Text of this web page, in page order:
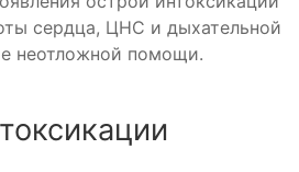
сердца, ЦНС и дыхательной
неотложной помощи.